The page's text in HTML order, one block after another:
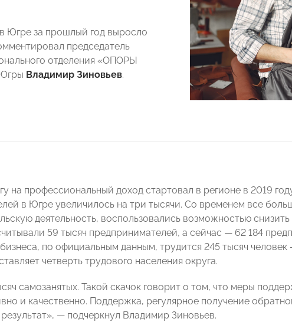
Югре за прошлый год выросло
председатель
отделения «ОПОРЫ
Владимир Зиновьев.
на профессиональный доход стартовал в регионе в 2019
в Югре увеличилось на три тысячи. Со временем все
деятельность, воспользовались возможностью снизить
59 тысяч предпринимателей, а сейчас — 62 184
по официальным данным, трудится 245 тысяч
четверть трудового населения округа.
самозанятых. Такой скачок говорит о том, что меры
и качественно. Поддержка, регулярное получение
— подчеркнул Владимир Зиновьев.